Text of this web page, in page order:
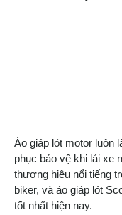
Áo giáp lót motor luôn
phục bảo vệ khi lái xe
thương hiệu nổi tiếng
biker, và áo giáp lót
tốt nhất hiện nay.